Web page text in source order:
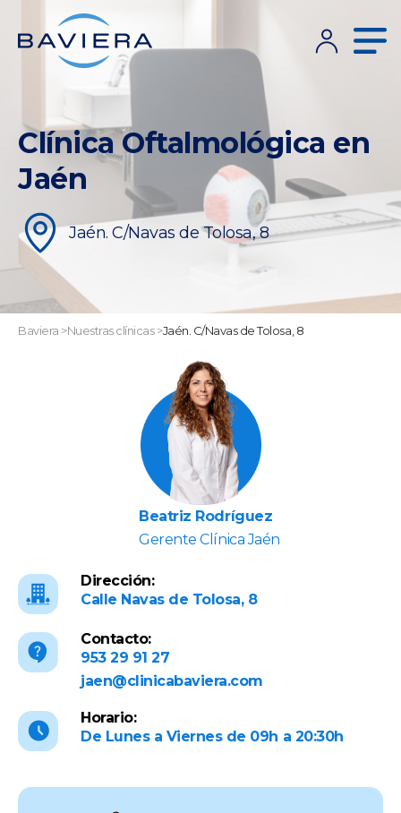
Clínica Oftalmológica en
Jaén
Jaén. C/Navas de Tolosa, 8
Baviera >Nuestras clínicas>Jaén. C/Navas de Tolosa, 8
Beatriz Rodríguez
Gerente Clínica Jaén
Dirección:
Calle Navas de Tolosa, 8
Contacto:
953 29 91 27
jaen@clinicabaviera.com
Horario:
De Lunes a Viernes de 09h a 20:30h